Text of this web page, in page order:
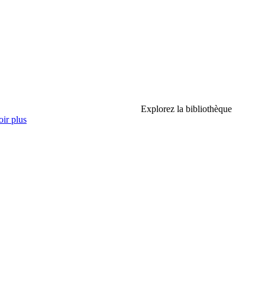
Explorez la bibliothèque
plus